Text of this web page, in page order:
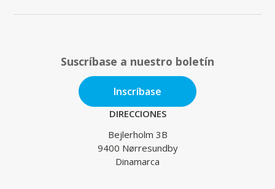
Suscríbase a nuestro boletín
Inscríbase
DIRECCIONES
Bejlerholm 3B
9400 Nørresundby
Dinamarca